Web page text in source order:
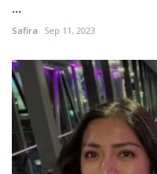
...
Safira Sep 11, 2023